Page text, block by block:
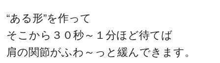
“ある形”を作って
そこから３０秒～１分ほど待てば
肩の関節がふわ～っと緩んできます。